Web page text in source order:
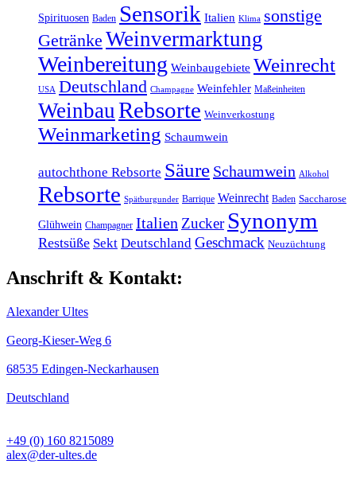
Spirituosen Baden Sensorik Italien Klima sonstige
Getränke Weinvermarktung
Weinbereitung Weinbaugebiete Weinrecht
USA Deutschland Champagne Weinfehler Maßeinheiten
WeinbauRebsorte Weinverkostung
Weinmarketing Schaumwein
autochthone Rebsorte Säure Schaumwein Alkohol
Rebsorte Spätburgunder Barrique Weinrecht Baden Saccharose
Glühwein Champagner Italien Zucker Synonym
Restsüße Sekt Deutschland Geschmack Neuzüchtung
Anschrift & Kontakt:
Alexander Ultes
Georg-Kieser-Weg 6
68535 Edingen-Neckarhausen
Deutschland
+49 (0) 160 8215089
alex@der-ultes.de